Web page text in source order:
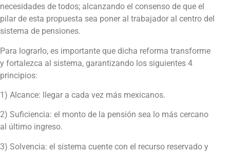
necesidades de todos; alcanzando el consenso de que el
pilar de esta propuesta sea poner al trabajador al centro del
sistema de pensiones.
Para lograrlo, es importante que dicha reforma transforme
y fortalezca al sistema, garantizando los siguientes 4
principios:
1) Alcance: llegar a cada vez más mexicanos.
2) Suficiencia: el monto de la pensión sea lo más cercano
al último ingreso.
3) Solvencia: el sistema cuente con el recurso reservado y